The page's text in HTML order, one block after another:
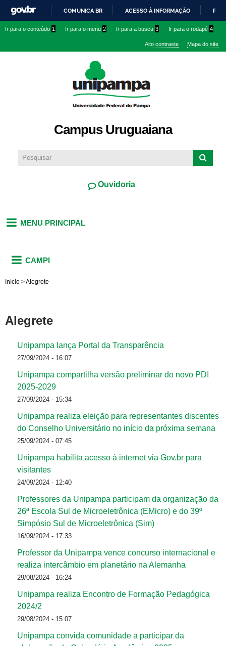
conteúdo
IR
O
COMUNICA BR ACESSO À INFORMAÇÃO
Ir para o conteúdo 1 Ir para o menu 2 Ir para a busca 3 Ir para o rodapé 4
Alto contraste Mapa do site
Campus Uruguaiana
Ouvidoria
MENU PRINCIPAL
CAMPI
Início >Alegrete
Alegrete
Unipampa lança Portal da Transparência
27/09/2024 - 16:07
Unipampa compartilha versão preliminar do novo PDI
2025-2029
27/09/2024 - 15:34
Unipampa realiza eleição para representantes discentes
do Conselho Universitário no início da próxima semana
25/09/2024 - 07:45
Unipampa habilita acesso à internet via Gov.br para
visitantes
24/09/2024 - 12:40
Professores da Unipampa participam da organização da
26ª Escola Sul de Microeletrônica (EMicro) e do 39º
Simpósio Sul de Microeletrônica (Sim)
16/09/2024 - 17:33
Professor da Unipampa vence concurso internacional e
realiza intercâmbio em planetário na Alemanha
29/08/2024 - 16:24
Unipampa realiza Encontro de Formação Pedagógica
2024/2
29/08/2024 - 15:07
Unipampa convida comunidade a participar da